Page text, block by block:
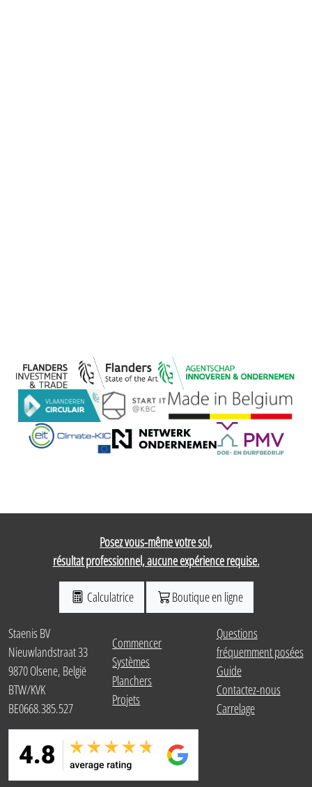
Posez vous-même votre sol,
résultat professionnel, aucune expérience requise.
Calculatrice Boutique en ligne
Staenis BV
Nieuwlandstraat 33
9870 Olsene, België
BTW/KVK
BE0668.385.527
Commencer
Systèmes
Planchers
Projets
Questions
fréquemment posées
Guide
Contactez-nous
Carrelage